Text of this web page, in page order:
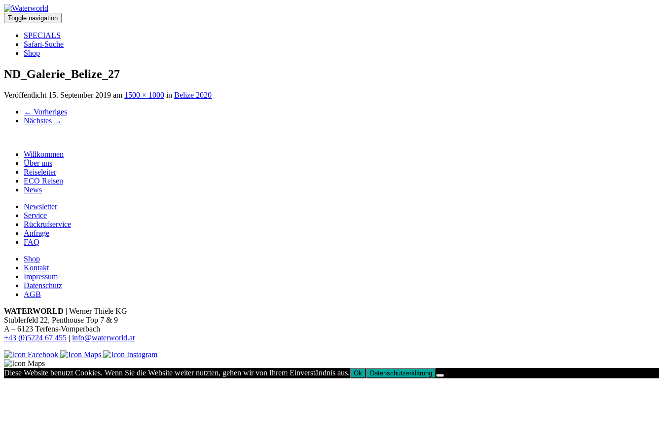
Toggle navigation
SPECIALS
Safari-Suche
Shop
ND_Galerie_Belize_27
Veröffentlicht 15. September 2019 am 1500 × 1000 in Belize 2020
← Vorheriges
Nächstes →
Willkommen
Über uns
Reiseleiter
ECO Reisen
News
Newsletter
Service
Rückrufservice
Anfrage
FAQ
Shop
Kontakt
Impressum
Datenschutz
AGB
WATERWORLD | Werner Thiele KG
Stublerfeld 22, Penthouse Top 7 & 9
A – 6123 Terfens-Vomperbach
+43 (0)5224 67 455 | info@waterworld.at
Diese Website benutzt Cookies. Wenn Sie die Website weiter nutzten, gehen wir von Ihrem Einverständnis aus. Ok Datenschutzerklärung